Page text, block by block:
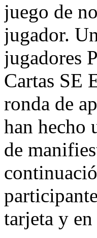
juego de
jugador.
jugadores
Cartas SE
ronda de
han hecho
de
tarjeta y